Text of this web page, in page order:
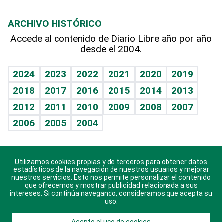
Hablando con el pediatra
Vida y familia
Eñe
Celebrando la vida
Sin complejos
En pocas palabras
Escuchando al corazón
Economía Personal
Línea de hit
TBT Deportivo
Más firmas
Hecho en casa
Guía del dinero
Cumpleaños
Horóscopos
Crucigramas
ARCHIVO HISTÓRICO
Accede al contenido de Diario Libre año por año
desde el 2004.
2024 2023 2022 2021 2020
2019
2018
2017 2016 2015 2014
2013
2012
2011 2010 2009 2008
2007
2006
2005 2004
Descarga nuestras aplicaciones para Android, iOS y
sistema Huawei.
Utilizamos cookies propias y de terceros para obtener datos
estadísticos de la navegación de nuestros usuarios y mejorar
nuestros servicios. Esto nos permite personalizar el contenido
que ofrecemos y mostrar publicidad relacionada a sus
intereses. Si continúa navegando, consideramos que acepta su
uso.